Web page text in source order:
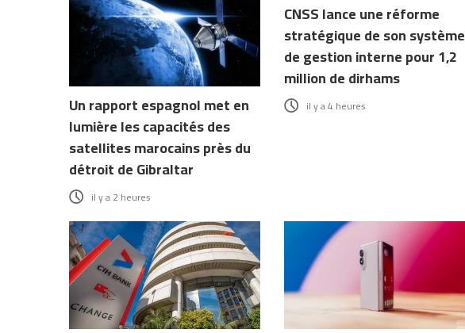
Un rapport espagnol met en
lumière les capacités des
satellites marocains près du
détroit de Gibraltar
il y a 2 heures
CNSS lance une réforme
stratégique de son système
de gestion interne pour 1,2
million de dirhams
il y a 4 heures